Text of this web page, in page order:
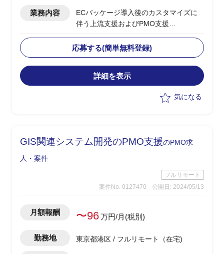
業務内容
ECパッケージ導入後のカスタマイズに
伴う上流支援およびPMO支援
・Hit＆Gap及び要件定義など上流工程を
担当
・PM補佐としてプロジェクトの管理お
よび推進を担当
応募する(簡単無料登録)
詳細を表示
気になる
GIS関連システム開発のPMO支援のPMO求
人・案件
フルリモート
案件No. 0127470
公開日: 2024/05/13
月額報酬 〜96万円/月(税別)
勤務地 東京都港区 / フルリモート（在宅)